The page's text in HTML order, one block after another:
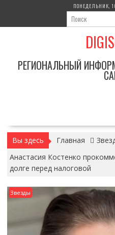
содержимому
ПОНЕДЕЛЬНИК,
РЕГИОНАЛЬНЫЙ
Вы здесь Главная
Анастасия Костенко
долге перед налоговой
Звезды